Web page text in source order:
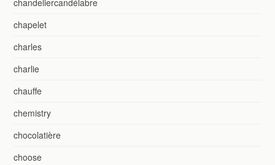
chandeliercandélabre
chapelet
charles
charlie
chauffe
chemistry
chocolatière
choose